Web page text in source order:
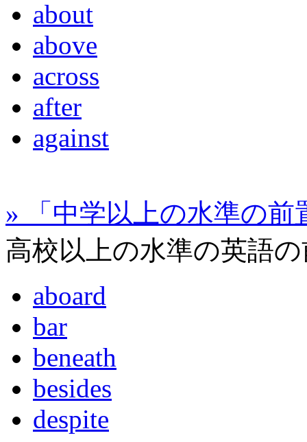
about
above
across
after
against
» 「中学以上の水準の前
高校以上の水準の英語
aboard
bar
beneath
besides
despite